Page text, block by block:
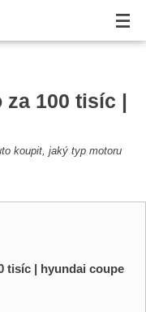
za 100 tisíc |
koupit, jaký typ motoru
tisíc | hyundai coupe